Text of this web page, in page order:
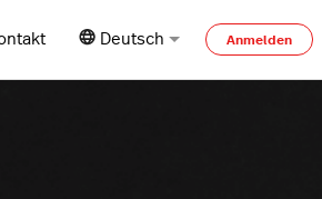
Deutsch Anmelden